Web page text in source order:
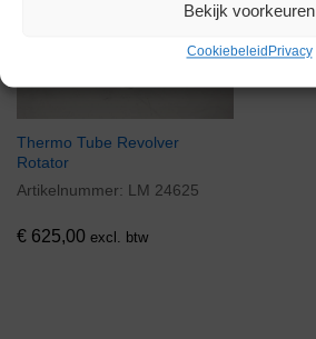
Bekijk voorkeuren
Cookiebeleid Privacy
Thermo Tube Revolver
Rotator
Artikelnummer: LM 24625
€ 625,00 excl. btw